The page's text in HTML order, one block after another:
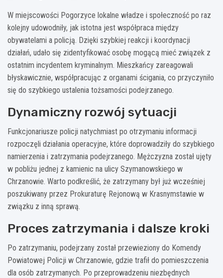
W miejscowości Pogorzyce lokalne władze i społeczność po raz
kolejny udowodniły, jak istotna jest współpraca między
obywatelami a policją. Dzięki szybkiej reakcji i koordynacji
działań, udało się zidentyfikować osobę mogącą mieć związek z
ostatnim incydentem kryminalnym. Mieszkańcy zareagowali
błyskawicznie, współpracując z organami ścigania, co przyczyniło
się do szybkiego ustalenia tożsamości podejrzanego.
Dynamiczny rozwój sytuacji
Funkcjonariusze policji natychmiast po otrzymaniu informacji
rozpoczęli działania operacyjne, które doprowadziły do szybkiego
namierzenia i zatrzymania podejrzanego. Mężczyzna został ujęty
w pobliżu jednej z kamienic na ulicy Szymanowskiego w
Chrzanowie. Warto podkreślić, że zatrzymany był już wcześniej
poszukiwany przez Prokuraturę Rejonową w Krasnymstawie w
związku z inną sprawą.
Proces zatrzymania i dalsze kroki
Po zatrzymaniu, podejrzany został przewieziony do Komendy
Powiatowej Policji w Chrzanowie, gdzie trafił do pomieszczenia
dla osób zatrzymanych. Po przeprowadzeniu niezbędnych